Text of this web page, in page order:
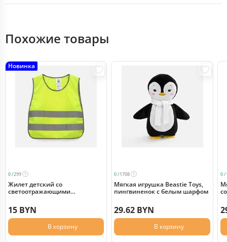
Похожие товары
Новинка
0 /299
Жилет детский со
светоотражающими
неон
15 BYN
В корзину
0 /1708
Мягкая игрушка Beastie Toys,
пингвиненок с белым шарфом
29.62 BYN
В корзину
0 /